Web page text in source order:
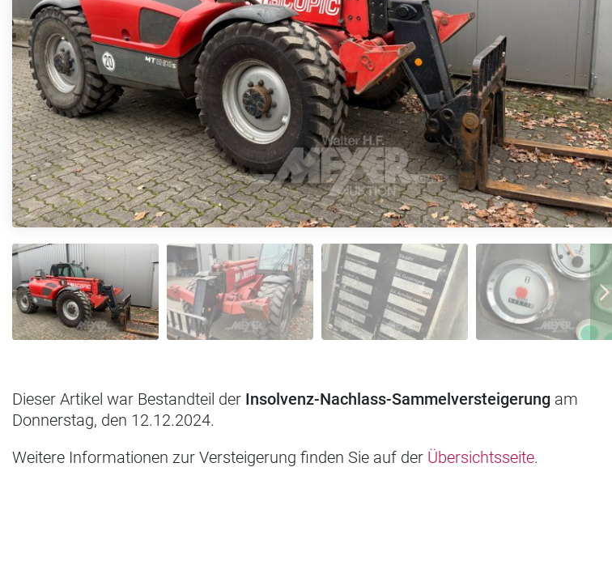
Dieser Artikel war Bestandteil der Insolvenz-Nachlass-Sammelversteigerung am
Donnerstag, den 12.12.2024.
Weitere Informationen zur Versteigerung finden Sie auf der Übersichtsseite.